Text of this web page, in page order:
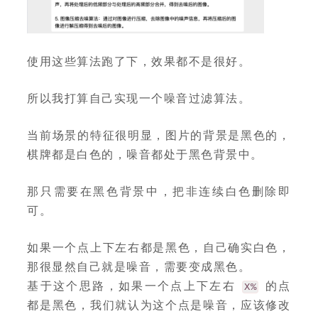
使用这些算法跑了下，效果都不是很好。
所以我打算自己实现一个噪音过滤算法。
当前场景的特征很明显，图片的背景是黑色的，
棋牌都是白色的，噪音都处于黑色背景中。
那只需要在黑色背景中，把非连续白色删除即
可。
如果一个点上下左右都是黑色，自己确实白色，
那很显然自己就是噪音，需要变成黑色。
基于这个思路，如果一个点上下左右
X%
的点
都是黑色，我们就认为这个点是噪音，应该修改